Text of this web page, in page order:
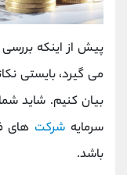
پیش از اینکه
می گیرد، بایستی
بیان کنیم. شاید
سرمایه شرکت های
باشد.